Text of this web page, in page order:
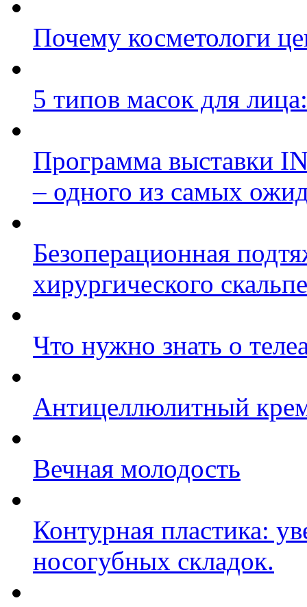
Почему косметологи
5 типов масок для
Программа выставки
– одного из самых
Безоперационная
хирургического
Что нужно знать о
Антицеллюлитный
Вечная молодость
Контурная пластика:
носогубных складок.